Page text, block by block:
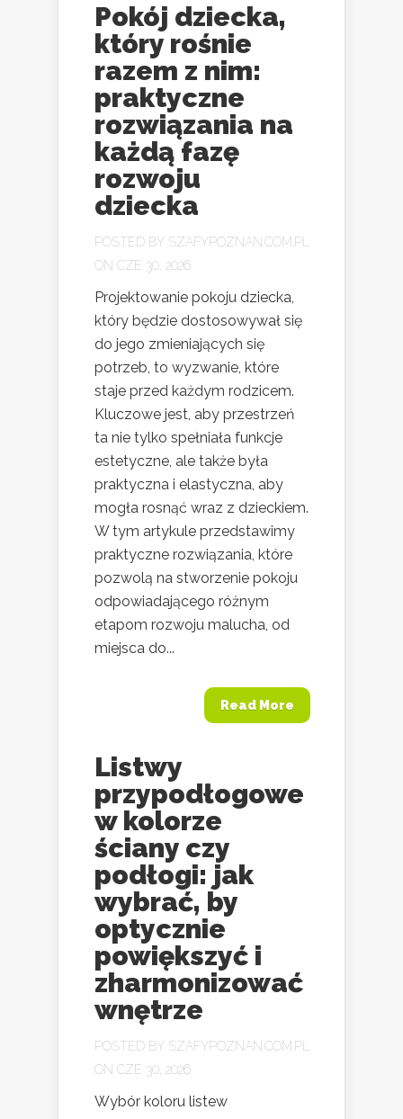
Pokój dziecka,
który rośnie
razem z nim:
praktyczne
rozwiązania na
każdą fazę
rozwoju
dziecka
POSTED BY SZAFYPOZNAN.COM.PL
ON CZE 30, 2026
Projektowanie pokoju dziecka,
który będzie dostosowywał się
do jego zmieniających się
potrzeb, to wyzwanie, które
staje przed każdym rodzicem.
Kluczowe jest, aby przestrzeń
ta nie tylko spełniała funkcje
estetyczne, ale także była
praktyczna i elastyczna, aby
mogła rosnąć wraz z dzieckiem.
W tym artykule przedstawimy
praktyczne rozwiązania, które
pozwolą na stworzenie pokoju
odpowiadającego różnym
etapom rozwoju malucha, od
miejsca do...
Read More
Listwy
przypodłogowe
w kolorze
ściany czy
podłogi: jak
wybrać, by
optycznie
powiększyć i
zharmonizować
wnętrze
POSTED BY SZAFYPOZNAN.COM.PL
ON CZE 30, 2026
Wybór koloru listew